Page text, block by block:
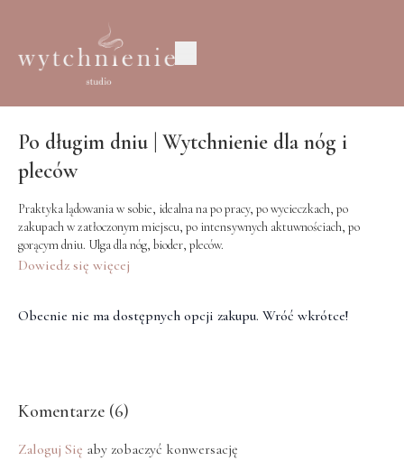
Po długim dniu | Wytchnienie dla nóg i
pleców
Praktyka lądowania w sobie, idealna na po pracy, po wycieczkach, po
zakupach w zatłoczonym miejscu, po intensywnych aktuwnościach, po
gorącym dniu. Ulga dla nóg, bioder, pleców.
Dowiedz się więcej
Obecnie nie ma dostępnych opcji zakupu. Wróć wkrótce!
Komentarze (6)
Zaloguj Się aby zobaczyć konwersację